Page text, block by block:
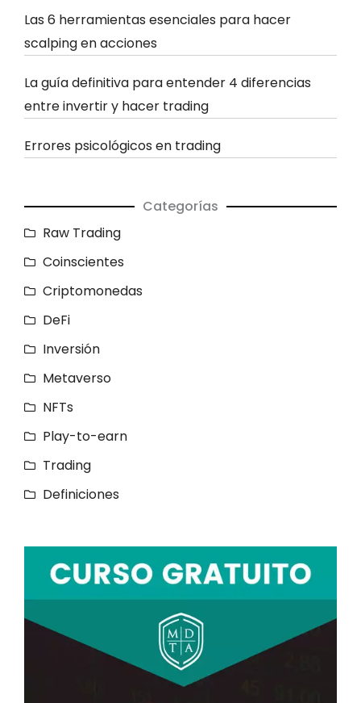
Las 6 herramientas esenciales para hacer
scalping en acciones
La guía definitiva para entender 4 diferencias
entre invertir y hacer trading
Errores psicológicos en trading
Categorías
Raw Trading
Coinscientes
Criptomonedas
DeFi
Inversión
Metaverso
NFTs
Play-to-earn
Trading
Definiciones